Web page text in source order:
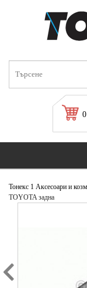
Тонекс 1 Аксесоари и
TOYOTA задна